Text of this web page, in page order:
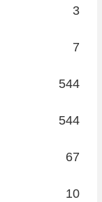
3
7
544
544
67
10